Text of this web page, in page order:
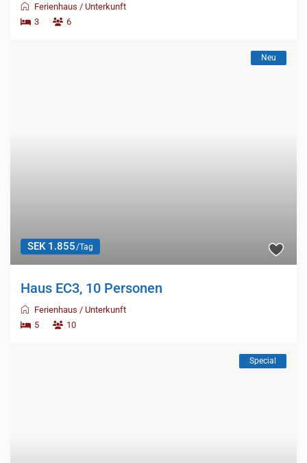
Ferienhaus /Unterkunft
3
6
SEK 1.855/Tag
Neu
Haus EC3, 10 Personen
Ferienhaus /Unterkunft
5
10
Special